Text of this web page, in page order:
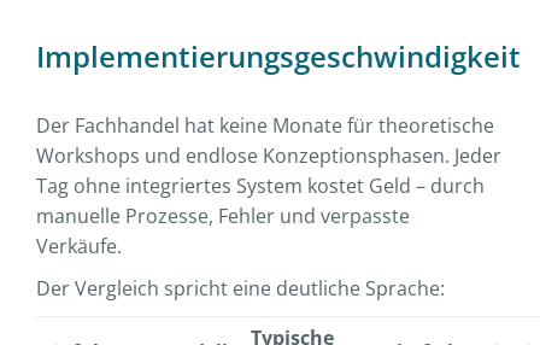
Implementierungsgeschwindigkeit
Der Fachhandel hat keine Monate für theoretische
Workshops und endlose Konzeptionsphasen. Jeder
Tag ohne integriertes System kostet Geld – durch
manuelle Prozesse, Fehler und verpasste
Verkäufe.
Der Vergleich spricht eine deutliche Sprache:
Typische